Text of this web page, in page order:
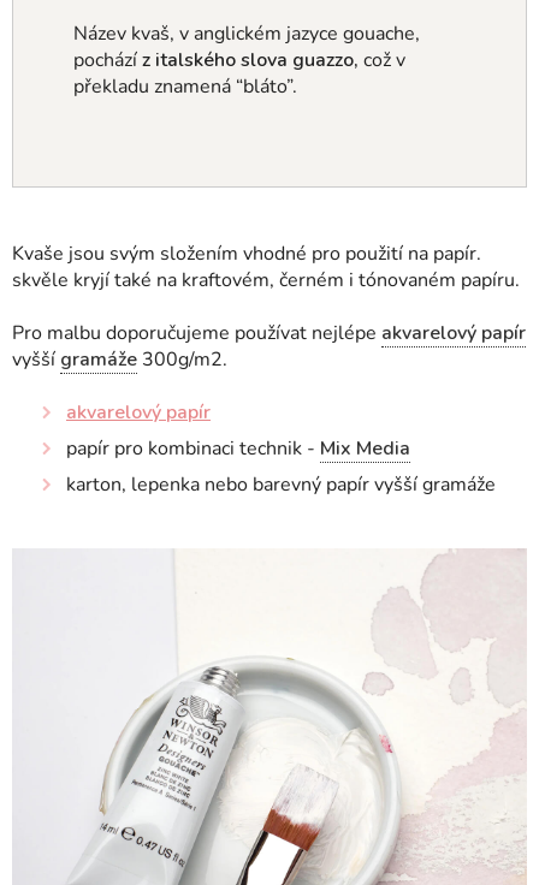
Název kvaš, v anglickém jazyce gouache,
pocházíz italského slova guazzo, což v
překladu znamená “bláto”.
Kvaše jsou svým složením vhodné pro použití na papír.
skvěle kryjí také na kraftovém, černém i tónovaném papíru.
Pro malbu doporučujeme používat nejlépe akvarelový papír
vyšší gramáže 300g/m2.
akvarelový papír
papír pro kombinaci technik - Mix Media
karton, lepenka nebo barevný papír vyšší gramáže